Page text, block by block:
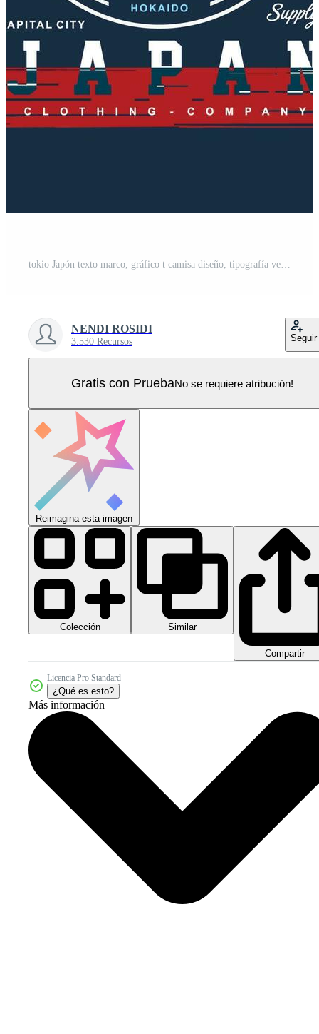
tokio Japón texto marco, gráfico t camisa diseño, tipografía vector, ilustración, casual estilo Vector Pro
NENDI ROSIDI
3.530 Recursos Seguir
Gratis con PruebaNo se requiere atribución!
Reimagina esta imagen
Colección Similar
Compartir
Licencia Pro Standard
¿Qué es esto?
Más información